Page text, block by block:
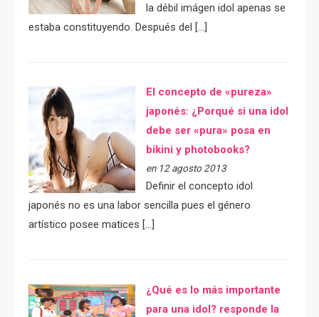
la débil imágen idol apenas se
estaba constituyendo. Después del […]
El concepto de «pureza»
japonés: ¿Porqué si una idol
debe ser «pura» posa en
bikini y photobooks?
en 12 agosto 2013
Definir el concepto idol
japonés no es una labor sencilla pues el género
artístico posee matices […]
¿Qué es lo más importante
para una idol? responde la